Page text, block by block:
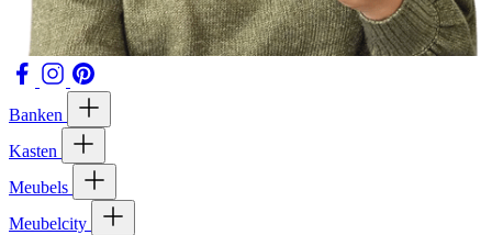
Banken
Kasten
Meubels
Meubelcity